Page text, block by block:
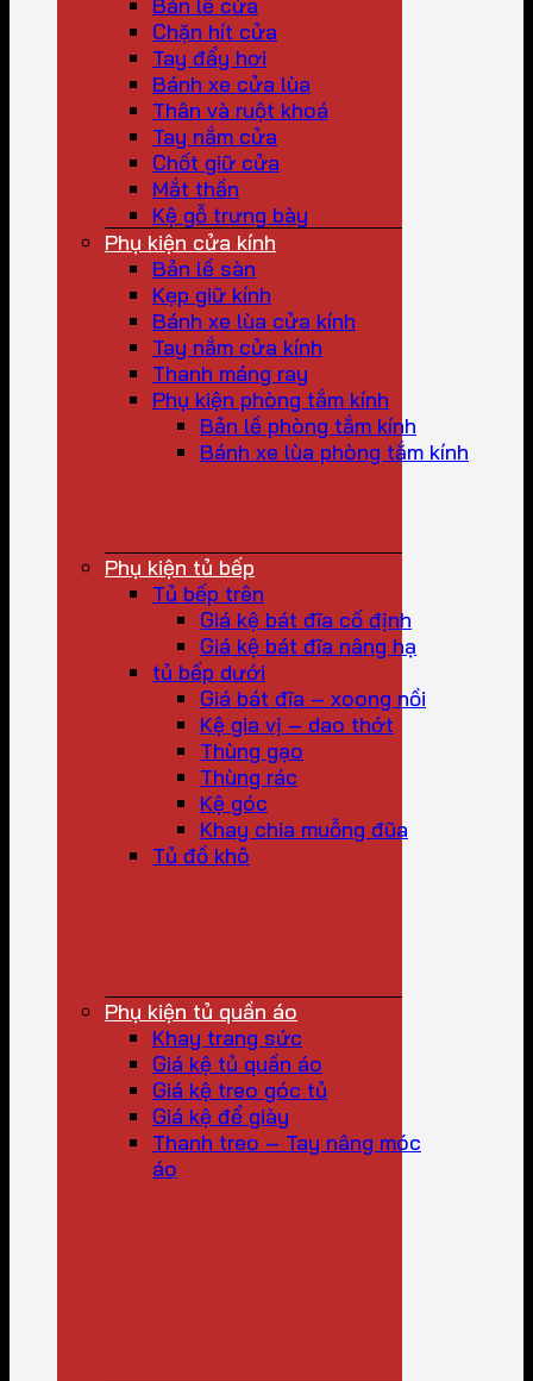
Chặn hít cửa
Tay đẩy hơi
Bánh xe cửa lùa
Thân và ruột khoá
Tay nắm cửa
Chốt giữ cửa
Mắt thần
Kệ gỗ trưng bày
Phụ kiện cửa kính
Bản lề sàn
Kẹp giữ kính
Bánh xe lùa cửa kính
Tay nắm cửa kính
Thanh máng ray
Phụ kiện phòng tắm kính
Bản lề phòng tắm kính
Bánh xe lùa phòng tắm kính
Phụ kiện tủ bếp
Tủ bếp trên
Giá kệ bát đĩa cố định
Giá kệ bát đĩa nâng hạ
tủ bếp dưới
Giá bát đĩa – xoong nồi
Kệ gia vị – dao thớt
Thùng gạo
Thùng rác
Kệ góc
Khay chia muỗng đũa
Tủ đồ khô
Phụ kiện tủ quần áo
Khay trang sức
Giá kệ tủ quần áo
Giá kệ treo góc tủ
Giá kệ để giày
Thanh treo – Tay nâng móc
áo